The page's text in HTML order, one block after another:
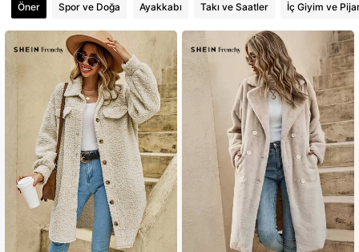
Öner Spor ve Doğa Ayakkabı Takı ve Saatler İç Giyim ve